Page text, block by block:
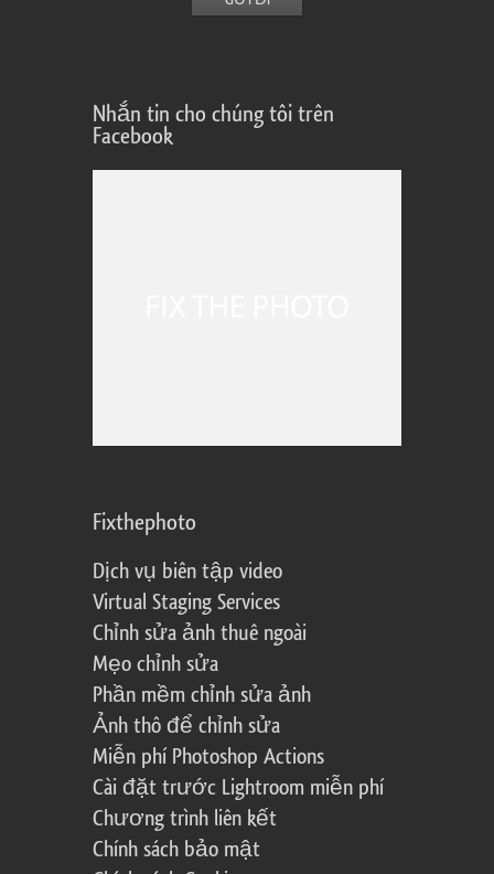
Nhắn tin cho chúng tôi trên
Facebook
Fixthephoto
Dịch vụ biên tập video
Virtual Staging Services
Chỉnh sửa ảnh thuê ngoài
Mẹo chỉnh sửa
Phần mềm chỉnh sửa ảnh
Ảnh thô để chỉnh sửa
Miễn phí Photoshop Actions
Cài đặt trước Lightroom miễn phí
Chương trình liên kết
Chính sách bảo mật